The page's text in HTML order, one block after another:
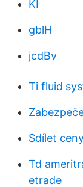
KI
gblH
jcdBv
Ti fluid
Sdílet
Td
etrade